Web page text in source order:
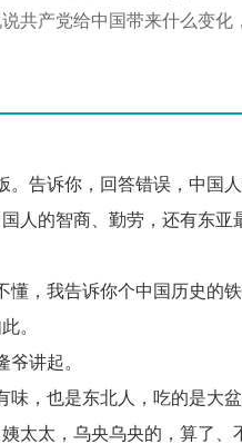
共产党给中国带来什么变化
告诉你，回答错误，中国
人的智商、勤劳，还有东亚
，我告诉你个中国历史的
。
讲起。
，也是东北人，吃的是大盆
太太，乌央乌央的，算了、